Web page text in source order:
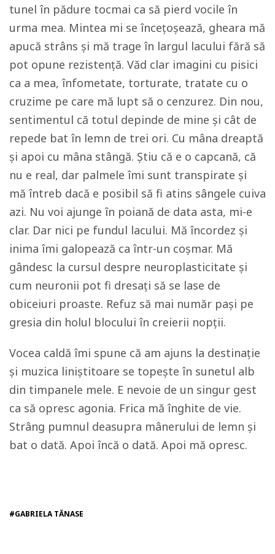
tunel în pădure tocmai ca să pierd vocile în
urma mea. Mintea mi se încețoșează, gheara mă
apucă strâns și mă trage în largul lacului fără să
pot opune rezistență. Văd clar imagini cu pisici
ca a mea, înfometate, torturate, tratate cu o
cruzime pe care mă lupt să o cenzurez. Din nou,
sentimentul că totul depinde de mine și cât de
repede bat în lemn de trei ori. Cu mâna dreaptă
și apoi cu mâna stângă. Știu că e o capcană, că
nu e real, dar palmele îmi sunt transpirate și
mă întreb dacă e posibil să fi atins sângele cuiva
azi. Nu voi ajunge în poiană de data asta, mi-e
clar. Dar nici pe fundul lacului. Mă încordez și
inima îmi galopează ca într-un coșmar. Mă
gândesc la cursul despre neuroplasticitate și
cum neuronii pot fi dresați să se lase de
obiceiuri proaste. Refuz să mai număr pași pe
gresia din holul blocului în creierii nopții.
Vocea caldă îmi spune că am ajuns la destinație
și muzica liniștitoare se topește în sunetul alb
din timpanele mele. E nevoie de un singur gest
ca să opresc agonia. Frica mă înghite de vie.
Strâng pumnul deasupra mânerului de lemn și
bat o dată. Apoi încă o dată. Apoi mă opresc.
#GABRIELA TĂNASE